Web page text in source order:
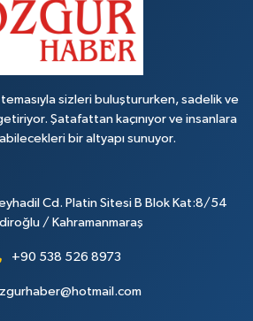
sizleri buluştururken, sadelik ve
Şatafattan kaçınıyor ve insanlara
bir altyapı sunuyor.
Cd. Platin Sitesi B Blok Kat:8/54
/ Kahramanmaraş
+90 538 526 8973